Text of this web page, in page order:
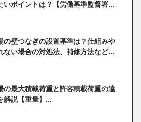
いポイントは？【労働基準監督署...
の壁つなぎの設置基準は？仕組みや
ない場合の対処法、補修方法など...
の最大積載荷重と許容積載荷重の違
解説【重量】...